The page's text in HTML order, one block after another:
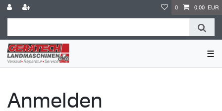
0 0,00 EUR
☰
Anmelden